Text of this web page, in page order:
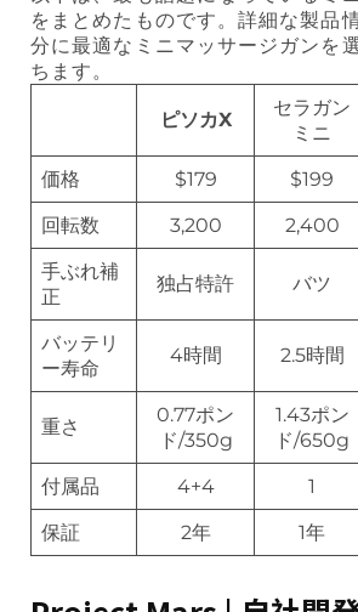
をまとめたものです。詳細な製品
分に最適なミニマッサージガンを
ちます。
ピソカX
セラガン
ミニ
価格
$179 $199
回転数
3,200 2,400
手ぶれ補
正
独占特許 バツ
バッテリ
ー寿命
4時間 2.5時間
重さ
0.77ポン
ド/350g
1.43ポン
ド/650g
付属品
4+4 1
保証
2年 1年